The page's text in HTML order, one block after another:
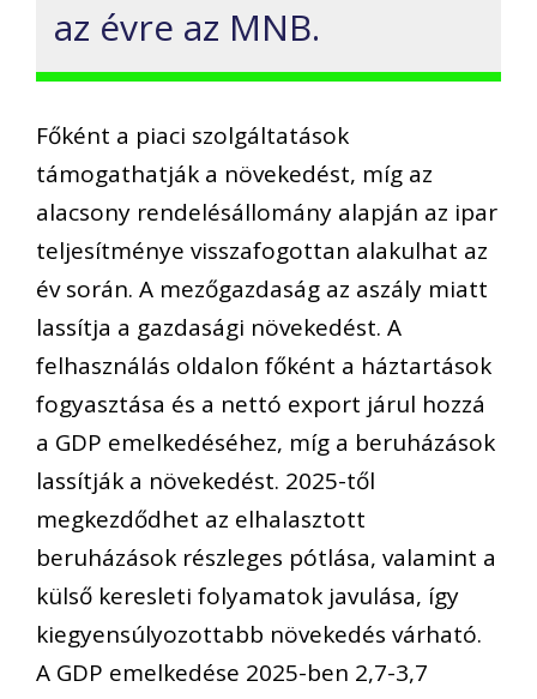
az évre az MNB.
Főként a piaci szolgáltatások
támogathatják a növekedést, míg az
alacsony rendelésállomány alapján az ipar
teljesítménye visszafogottan alakulhat az
év során. A mezőgazdaság az aszály miatt
lassítja a gazdasági növekedést. A
felhasználás oldalon főként a háztartások
fogyasztása és a nettó export járul hozzá
a GDP emelkedéséhez, míg a beruházások
lassítják a növekedést. 2025-től
megkezdődhet az elhalasztott
beruházások részleges pótlása, valamint a
külső keresleti folyamatok javulása, így
kiegyensúlyozottabb növekedés várható.
A GDP emelkedése 2025-ben 2,7-3,7